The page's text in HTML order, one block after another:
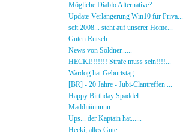
Mögliche Diablo Alternative?...
Update-Verlängerung Win10 für Priva...
seit 2008... steht auf unserer Home...
Guten Rutsch......
News von Söldner......
HECKI!!!!!!! Strafe muss sein!!!!...
Wardog hat Geburtstag...
[BR] - 20 Jahre - Jubi-Clantreffen ...
Happy Birthday Spaddel...
Maddiiiinnnnn........
Ups... der Kaptain hat......
Hecki, alles Gute...